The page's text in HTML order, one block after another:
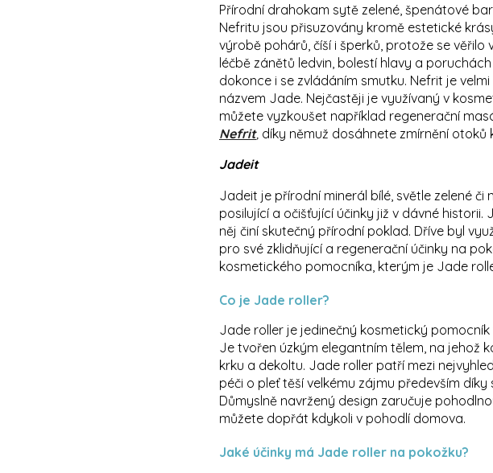
Přírodní drahokam sytě zelené, špenátové
Nefritu jsou přisuzovány kromě estetické
výrobě pohárů, číší i šperků, protože se věřilo
léčbě zánětů ledvin, bolestí hlavy a
dokonce i se zvládáním smutku. Nefrit je
názvem Jade. Nejčastěji je využívaný v
můžete vyzkoušet například regenerační
Nefrit, díky němuž dosáhnete zmírnění otoků
Jadeit
Jadeit je přírodní minerál bílé, světle zelené
posilující a očišťující účinky již v dávné
něj činí skutečný přírodní poklad. Dříve byl
pro své zklidňující a regenerační účinky na
kosmetického pomocníka, kterým je Jade
Co je Jade roller?
Jade roller je jedinečný kosmetický
Je tvořen úzkým elegantním tělem, na jehož
krku a dekoltu. Jade roller patří mezi
péči o pleť těší velkému zájmu především
Důmyslně navržený design zaručuje
můžete dopřát kdykoli v pohodlí domova.
Jaké účinky má Jade roller na pokožku?